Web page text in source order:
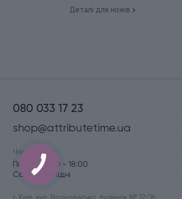
Деталі для ножів
080 033 17 23
shop@attributetime.ua
Час роботи:
Пн.-Пт.: 9:00 - 18:00
Сб.-Нд.: вихідні
г. Київ, вул. Волноваська, будинок № 12/16